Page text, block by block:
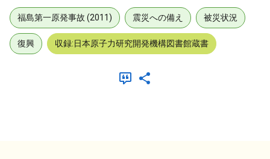
福島第一原発事故 (2011) 震災への備え 被災状況
復興 収録:日本原子力研究開発機構図書館蔵書